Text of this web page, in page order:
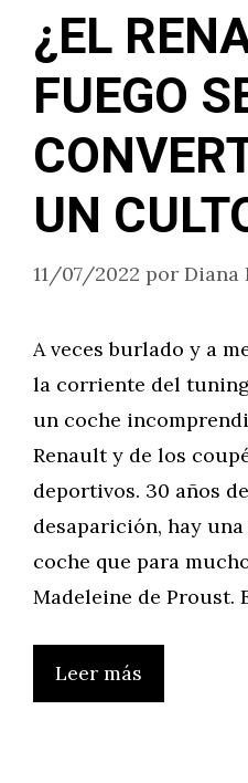
¿EL
FUEGO
UN
11/07/2022 por Diana
A veces burlado y a
la corriente del
un coche
Renault y de los
deportivos. 30 años
desaparición, hay
coche que para
Madeleine de Proust.
Leer más